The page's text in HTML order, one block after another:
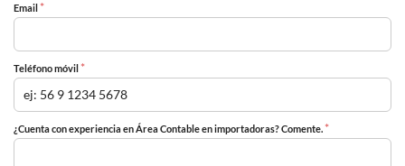
Email *
Teléfono móvil *
¿Cuenta con experiencia en Área Contable en importadoras? Comente. *